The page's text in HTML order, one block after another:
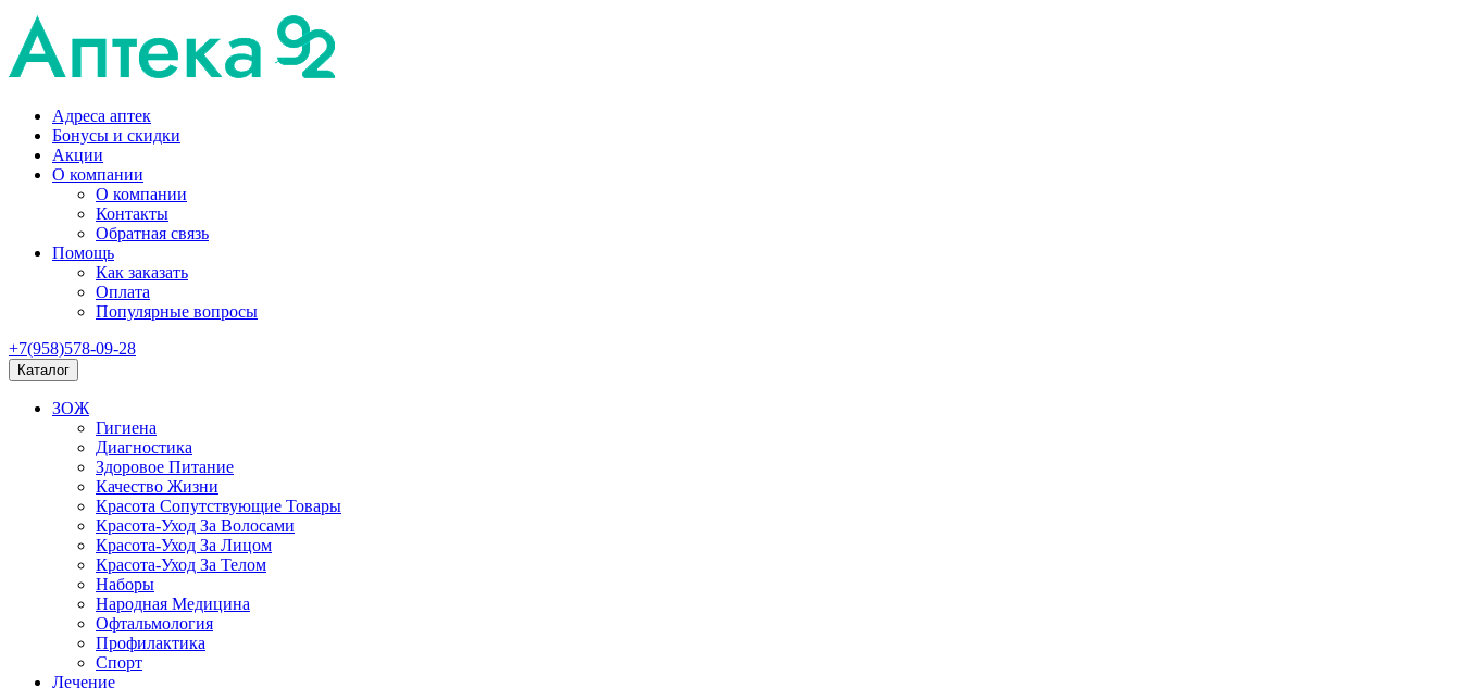
Адреса аптек
Бонусы и скидки
Акции
О компании
О компании
Контакты
Обратная связь
Помощь
Как заказать
Оплата
Популярные вопросы
+7(958)578-09-28
Каталог
ЗОЖ
Гигиена
Диагностика
Здоровое Питание
Качество Жизни
Красота Сопутствующие Товары
Красота-Уход За Волосами
Красота-Уход За Лицом
Красота-Уход За Телом
Наборы
Народная Медицина
Офтальмология
Профилактика
Спорт
Лечение